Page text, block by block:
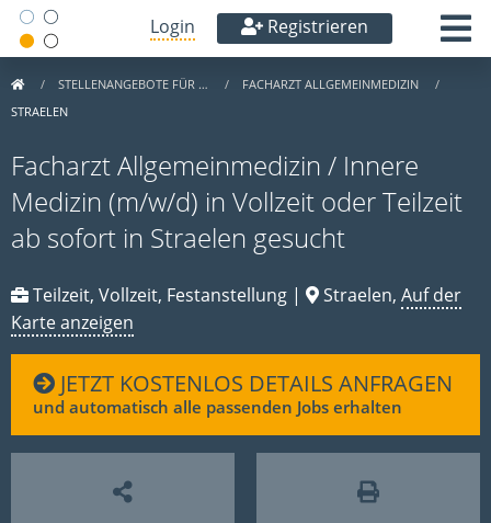
Login Registrieren
STELLENANGEBOTE FÜR …
FACHARZT ALLGEMEINMEDIZIN
STRAELEN
Facharzt Allgemeinmedizin / Innere
Medizin (m/w/d) in Vollzeit oder Teilzeit
ab sofort in Straelen gesucht
Teilzeit, Vollzeit, Festanstellung | Straelen, Auf der
Karte anzeigen
JETZT KOSTENLOS DETAILS ANFRAGEN
und automatisch alle passenden Jobs erhalten